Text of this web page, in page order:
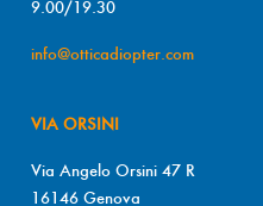
9.00/19.30
info@otticadiopter.com
VIA ORSINI
Via Angelo Orsini 47 R
16146 Genova